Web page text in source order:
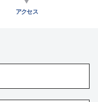
アクセス